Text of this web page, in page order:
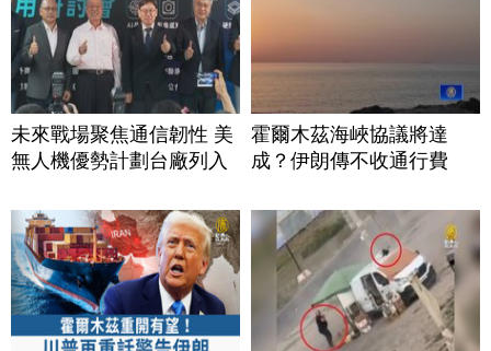
未來戰場聚焦通信韌性 美
無人機優勢計劃台廠列入
霍爾木茲海峽協議將達
成？伊朗傳不收通行費